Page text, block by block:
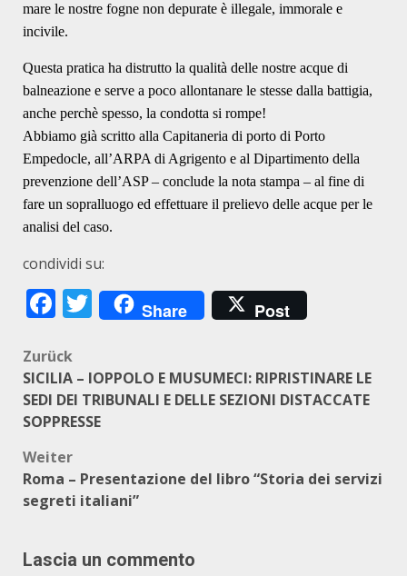
mare le nostre fogne non depurate è illegale, immorale e
incivile.
Questa pratica ha distrutto la qualità delle nostre acque di
balneazione e serve a poco allontanare le stesse dalla battigia,
anche perchè spesso, la condotta si rompe!
Abbiamo già scritto alla Capitaneria di porto di Porto
Empedocle, all’ARPA di Agrigento e al Dipartimento della
prevenzione dell’ASP – conclude la nota stampa – al fine di
fare un sopralluogo ed effettuare il prelievo delle acque per le
analisi del caso.
condividi su:
Facebook
Twitter
Share Post
Beitragsnavigation
Zurück
SICILIA – IOPPOLO E MUSUMECI: RIPRISTINARE LE
SEDI DEI TRIBUNALI E DELLE SEZIONI DISTACCATE
SOPPRESSE
Weiter
Roma – Presentazione del libro “Storia dei servizi
segreti italiani”
Lascia un commento